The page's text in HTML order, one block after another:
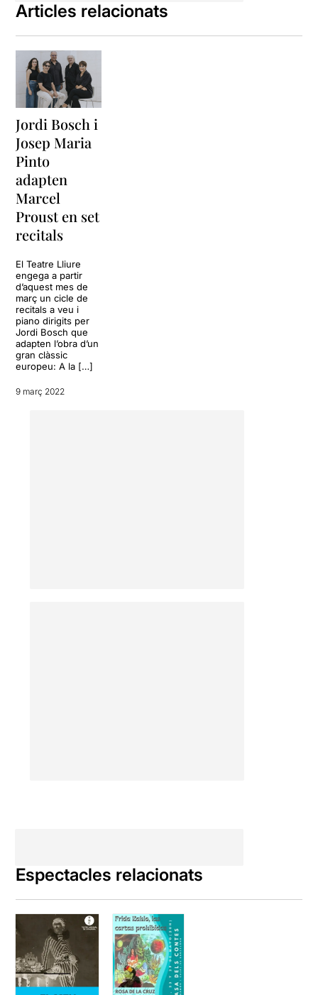
Articles relacionats
Jordi Bosch i
Josep Maria
Pinto
adapten
Marcel
Proust en set
recitals
El Teatre Lliure
engega a partir
d’aquest mes de
març un cicle de
recitals a veu i
piano dirigits per
Jordi Bosch que
adapten l’obra d’un
gran clàssic
europeu: A la […]
9 març 2022
Espectacles relacionats